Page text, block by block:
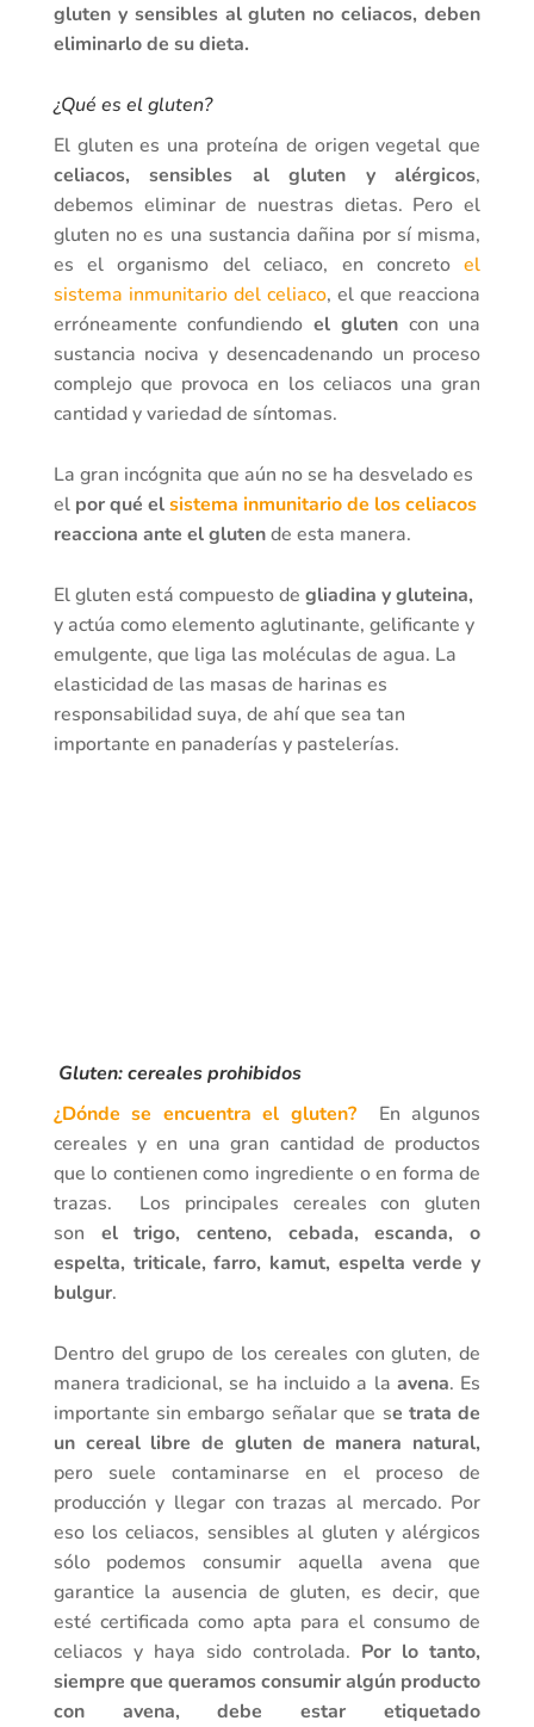
gluten y sensibles al gluten no celiacos, deben
eliminarlo de su dieta.
¿Qué es el gluten?
El gluten es una proteína de origen vegetal que
celiacos, sensibles al gluten y alérgicos,
debemos eliminar de nuestras dietas. Pero el
gluten no es una sustancia dañina por sí misma,
es el organismo del celiaco, en concretoel
sistema inmunitario del celiaco, el que reacciona
erróneamente confundiendoel glutencon una
sustancia nociva y desencadenando un proceso
complejo que provoca en los celiacos una gran
cantidad y variedad de síntomas.
La gran incógnita que aún no se ha desvelado es
el por qué elsistema inmunitario de los celiacos
reacciona ante el glutende esta manera.
El gluten está compuesto de gliadina y gluteina,
y actúa como elemento aglutinante, gelificante y
emulgente, que liga las moléculas de agua. La
elasticidad de las masas de harinas es
responsabilidad suya, de ahí que sea tan
importante en panaderías y pastelerías.
Gluten: cereales prohibidos
¿Dónde se encuentra el gluten?
En algunos
cereales y en una gran cantidad de productos
que lo contienen como ingrediente o en forma de
trazas. Los principales cereales con gluten
son el trigo, centeno, cebada, escanda, o
espelta, triticale, farro, kamut, espelta verde y
bulgur.
Dentro del grupo de los cereales con gluten, de
manera tradicional, se ha incluido a la avena. Es
importante sin embargo señalar que se trata de
un cereal libre de gluten de manera natural,
pero suele contaminarse en el proceso de
producción y llegar con trazas al mercado. Por
eso los celiacos, sensibles al gluten y alérgicos
sólo podemos consumir aquella avena que
garantice la ausencia de gluten, es decir, que
esté certificada como apta para el consumo de
celiacos y haya sido controlada. Por lo tanto,
siempre que queramos consumir algún producto
con avena, debe estar etiquetado